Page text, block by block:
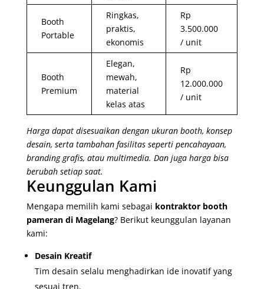
Booth
Portable
Ringkas,
praktis,
ekonomis
Rp
3.500.000
/ unit
Booth
Premium
Elegan,
mewah,
material
kelas atas
Rp
12.000.000
/ unit
Harga dapat disesuaikan dengan ukuran booth, konsep
desain, serta tambahan fasilitas seperti pencahayaan,
branding grafis, atau multimedia. Dan juga harga bisa
berubah setiap saat.
Keunggulan Kami
Mengapa memilih kami sebagai kontraktor booth
pameran di Magelang? Berikut keunggulan layanan
kami:
Desain Kreatif
Tim desain selalu menghadirkan ide inovatif yang
sesuai tren.